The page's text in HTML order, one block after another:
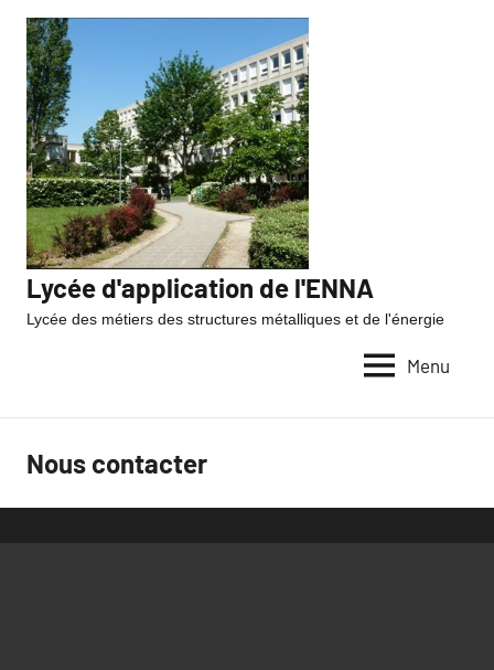
Lycée d'application de l'ENNA
Lycée des métiers des structures métalliques et de l'énergie
Menu
Nous contacter